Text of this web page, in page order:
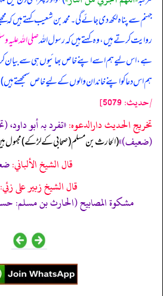
جہنم سے پناہ لکھ دی جائے گی۔ محمد بن شعیب کہتے ہیں کہ
روایت کرتے ہیں، وہ کہتے ہیں کہ رسول اللہصلی اللہ علیہ
ہے، اس لیے ہم اسے اپنے خاص بھائیوں ہی سے بیان
ہم اس دعا کو اپنے خاندان والوں کے لیے خاص سمجھتے
/حدیث: 5079]
تخریج الحدیث دارالدعوہ:
(ضعیف)»(الحارث بن مسلم (صحابی کے لڑکے) مجہول
قال الشيخ الألباني:
قال الشيخ زبير على زئي:
مشكوة المصابيح (الحارث بن مسلم: